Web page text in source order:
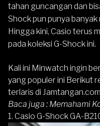
tahan guncangan dan
Shock pun punya
Hingga kini, Casio terus
pada koleksi G-Shock ini.
Kali ini Minwatch ingin
yang populer ini Berikut
terlaris di Jamtangan.com
Baca juga : Memahami
1. Casio G-Shock GA-